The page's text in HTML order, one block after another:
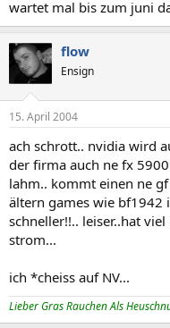
wartet mal bis zum juni
flow
Ensign
15. April 2004
ach schrott.. nvidia wird
der firma auch ne fx
lahm.. kommt einen ne
ältern games wie bf1942
schneller!!.. leiser..hat
strom...
ich *cheiss auf NV...
Lieber Gras Rauchen Als